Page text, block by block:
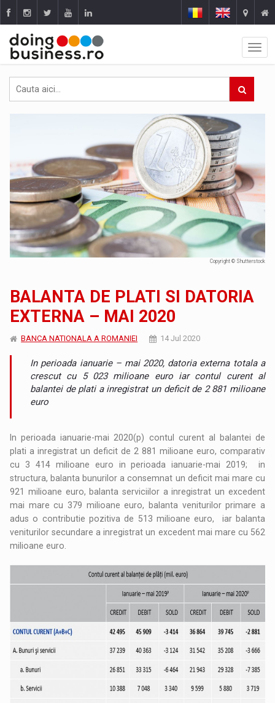
Copyright © Shutterstock
BALANTA DE PLATI SI DATORIA
EXTERNA – MAI 2020
BANCA NATIONALA A ROMANIEI 14 Jul 2020
In perioada ianuarie – mai 2020, datoria externa totala a
crescut cu 5 023 milioane euro iar contul curent al
balantei de plati a inregistrat un deficit de 2 881 milioane
euro
In perioada ianuarie-mai 2020(p) contul curent al balantei de
plati a inregistrat un deficit de 2 881 milioane euro, comparativ
cu 3 414 milioane euro in perioada ianuarie-mai 2019; in
structura, balanta bunurilor a consemnat un deficit mai mare cu
921 milioane euro, balanta serviciilor a inregistrat un excedent
mai mare cu 379 milioane euro, balanta veniturilor primare a
adus o contributie pozitiva de 513 milioane euro, iar balanta
veniturilor secundare a inregistrat un excedent mai mare cu 562
milioane euro.